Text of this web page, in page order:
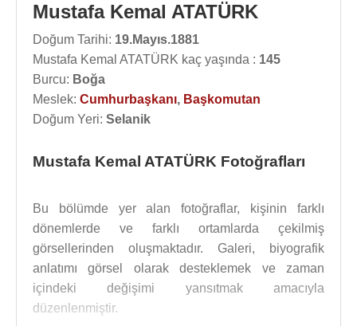
Mustafa Kemal ATATÜRK
Doğum Tarihi: 19.Mayıs.1881
Mustafa Kemal ATATÜRK kaç yaşında : 145
Burcu: Boğa
Meslek: Cumhurbaşkanı, Başkomutan
Doğum Yeri: Selanik
Mustafa Kemal ATATÜRK Fotoğrafları
Bu bölümde yer alan fotoğraflar, kişinin farklı
dönemlerde ve farklı ortamlarda çekilmiş
görsellerinden oluşmaktadır. Galeri, biyografik
anlatımı görsel olarak desteklemek ve zaman
içindeki değişimi yansıtmak amacıyla
düzenlenmiştir.